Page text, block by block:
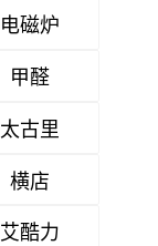
电磁炉
甲醛
太古里
横店
艾酷力